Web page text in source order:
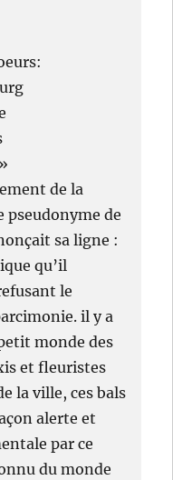
de la
pseudonyme de
sa ligne :
qu’il
le
il y a
monde des
et fleuristes
la ville, ces bals
alerte et
par ce
du monde